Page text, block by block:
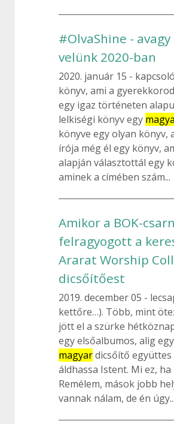
#OlvaShine - avagy
velünk 2020-ban
2020. január 15
könyv, ami a
egy igaz történeten
lelkiségi könyv egy
könyve egy olyan könyv,
írója még él egy könyv,
alapján választottál egy
aminek a címében szám...
Amikor a BOK-
felragyogott a
Ararat Worship
dicsőítőest
2019. december 05
kettőre…). Több, mint
jött el a szürke
egy elsőalbumos, alig
magyardicsőítő együttes
áldhassa Istent. Mi ez, ha
Remélem, mások jobb
vannak nálam, de én úgy...